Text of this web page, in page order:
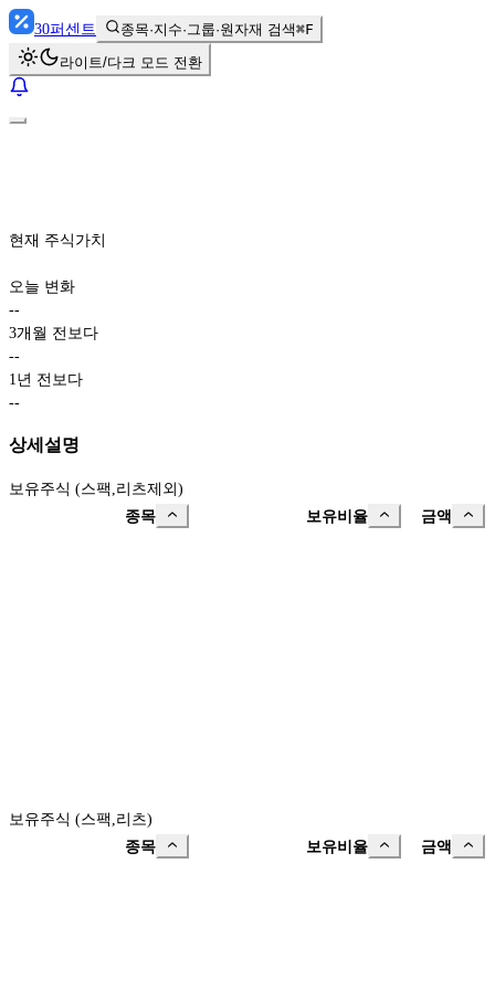
30퍼센트 종목·지수·그룹·원자재 검색⌘F
라이트/다크 모드 전환
현재 주식가치
오늘 변화
--
3개월 전보다
--
1년 전보다
--
상세설명
보유주식 (스팩,리츠제외)
종목
보유비율 금액
보유주식 (스팩,리츠)
종목
보유비율 금액